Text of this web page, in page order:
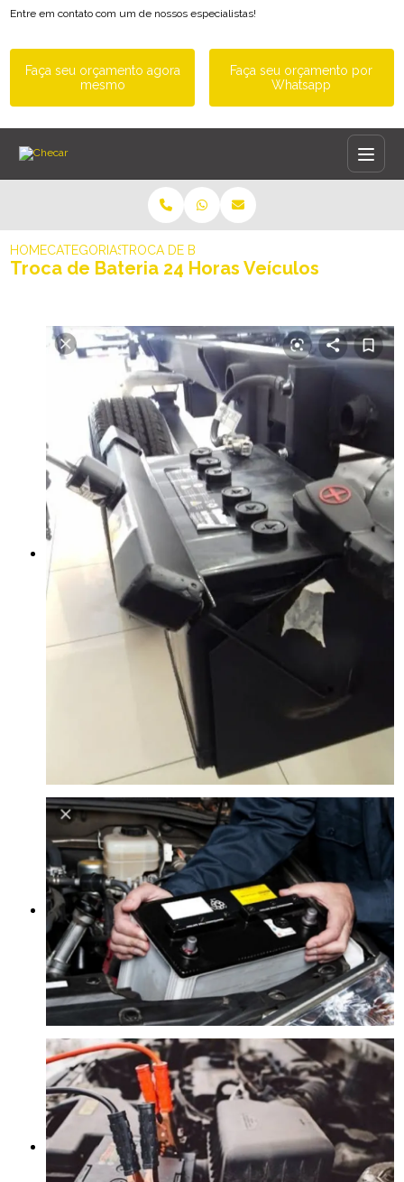
Entre em contato com um de nossos especialistas!
Faça seu orçamento agora
mesmo
Faça seu orçamento por
Whatsapp
HOMECATEGORIASTROCA DE BATERIA 24 HORAS VEÍCULOS
Troca de Bateria 24 Horas Veículos